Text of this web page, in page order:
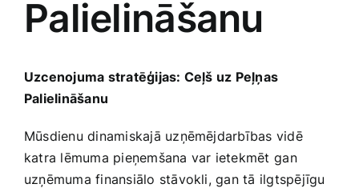
Medicīnas preces
Pārtikas preces
Palielināšanu
Uzcenojuma stratēģijas: Ceļš uz Peļņas
Palielināšanu
Mūsdienu dinamiskajā uzņēmējdarbības vidē
katra lēmuma pieņemšana var‌ ietekmēt⁣ gan
uzņēmuma finansiālo stāvokli, gan tā ilgtspējīgu